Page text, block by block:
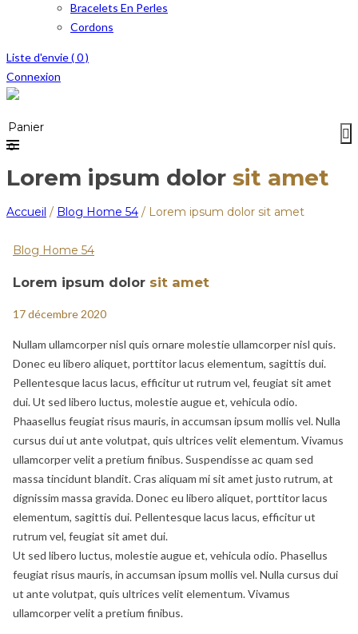
Bracelets En Perles
Cordons
Liste d'envie (0)
Connexion
Panier
0
Lorem ipsum dolor sit amet
Accueil / Blog Home 54 / Lorem ipsum dolor sit amet
Blog Home 54
Lorem ipsum dolor sit amet
17 décembre 2020
Nullam ullamcorper nisl quis ornare molestie ullamcorper nisl quis.
Donec eu libero aliquet, porttitor lacus elementum, sagittis dui.
Pellentesque lacus lacus, efficitur ut rutrum vel, feugiat sit amet
dui. Ut sed libero luctus, molestie augue et, vehicula odio.
Phaasellus feugiat risus mauris, in accumsan ipsum mollis vel. Nulla
cursus dui ut ante volutpat, quis ultrices velit elementum. Vivamus
ullamcorper velit a pretium finibus. Suspendisse ac quam sed
massa tincidunt blandit. Cras aliquam mi sit amet justo rutrum, at
dignissim massa gravida. Donec eu libero aliquet, porttitor lacus
elementum, sagittis dui. Pellentesque lacus lacus, efficitur ut
rutrum vel, feugiat sit amet dui.
Ut sed libero luctus, molestie augue et, vehicula odio. Phasellus
feugiat risus mauris, in accumsan ipsum mollis vel. Nulla cursus dui
ut ante volutpat, quis ultrices velit elementum. Vivamus
ullamcorper velit a pretium finibus.